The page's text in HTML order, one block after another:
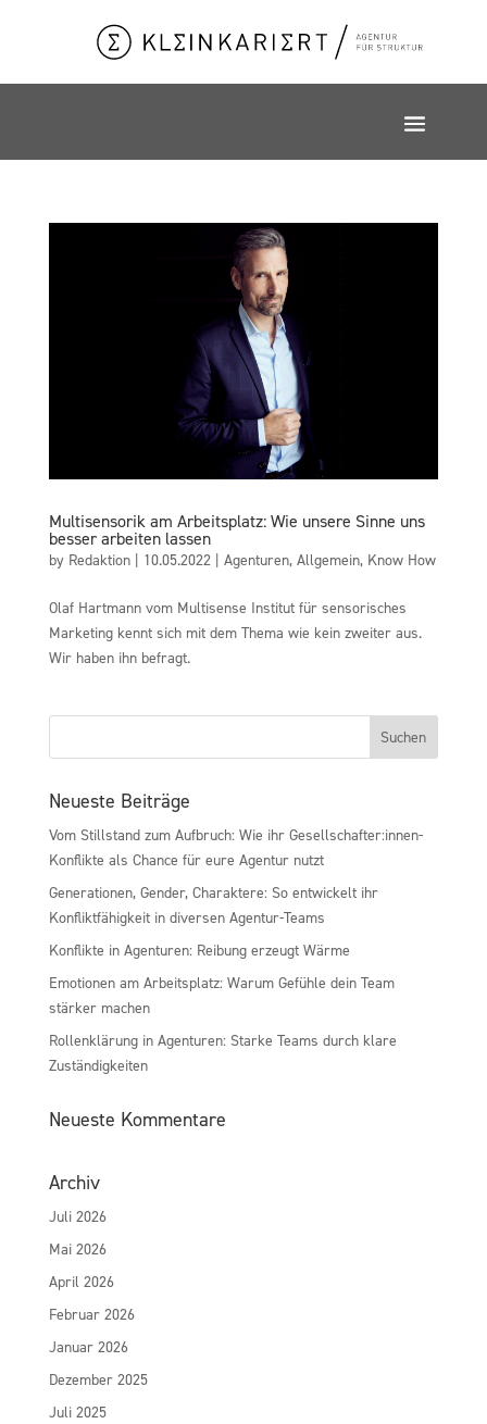
Multisensorik am Arbeitsplatz: Wie unsere Sinne uns
besser arbeiten lassen
by Redaktion| 10.05.2022| Agenturen, Allgemein, Know How
Olaf Hartmann vom Multisense Institut für sensorisches
Marketing kennt sich mit dem Thema wie kein zweiter aus.
Wir haben ihn befragt.
Neueste Beiträge
Vom Stillstand zum Aufbruch: Wie ihr Gesellschafter:innen-
Konflikte als Chance für eure Agentur nutzt
Generationen, Gender, Charaktere: So entwickelt ihr
Konfliktfähigkeit in diversen Agentur-Teams
Konflikte in Agenturen: Reibung erzeugt Wärme
Emotionen am Arbeitsplatz: Warum Gefühle dein Team
stärker machen
Rollenklärung in Agenturen: Starke Teams durch klare
Zuständigkeiten
Neueste Kommentare
Archiv
Juli 2026
Mai 2026
April 2026
Februar 2026
Januar 2026
Dezember 2025
Juli 2025